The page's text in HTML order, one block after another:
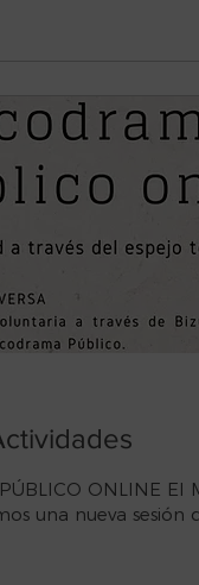
El Miércoles 12 de enero a las
una nueva sesión